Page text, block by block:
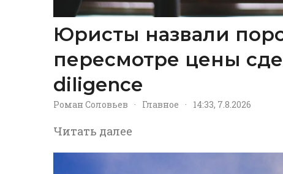
Юристы назвали
пересмотре цены
diligence
Роман Соловьев · Главное · 14:33, 7.8.2026
Читать далее